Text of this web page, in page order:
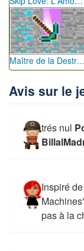
Avis sur le
trés nul
Inspiré
pas à la